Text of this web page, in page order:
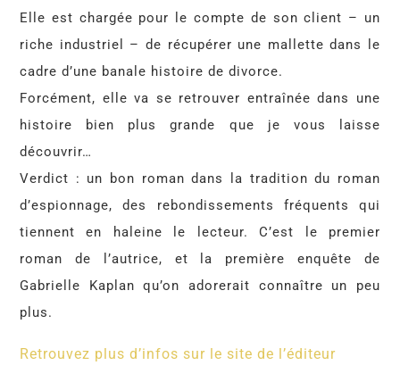
Elle est chargée pour le compte de son client – un
riche industriel – de récupérer une mallette dans le
cadre d’une banale histoire de divorce.
Forcément, elle va se retrouver entraînée dans une
histoire bien plus grande que je vous laisse
découvrir…
Verdict : un bon roman dans la tradition du roman
d’espionnage, des rebondissements fréquents qui
tiennent en haleine le lecteur. C’est le premier
roman de l’autrice, et la première enquête de
Gabrielle Kaplan qu’on adorerait connaître un peu
plus.
Retrouvez plus d’infos sur le site de l’éditeur